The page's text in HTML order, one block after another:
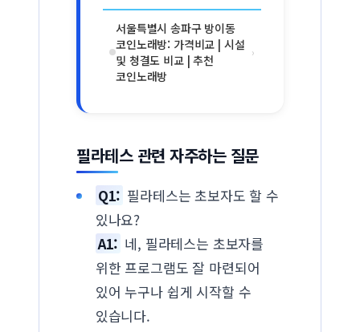
서울특별시 송파구 방이동
코인노래방: 가격비교 | 시설
및 청결도 비교 | 추천
코인노래방
›
필라테스 관련 자주하는 질문
Q1: 필라테스는 초보자도 할 수
있나요?
A1: 네, 필라테스는 초보자를
위한 프로그램도 잘 마련되어
있어 누구나 쉽게 시작할 수
있습니다.